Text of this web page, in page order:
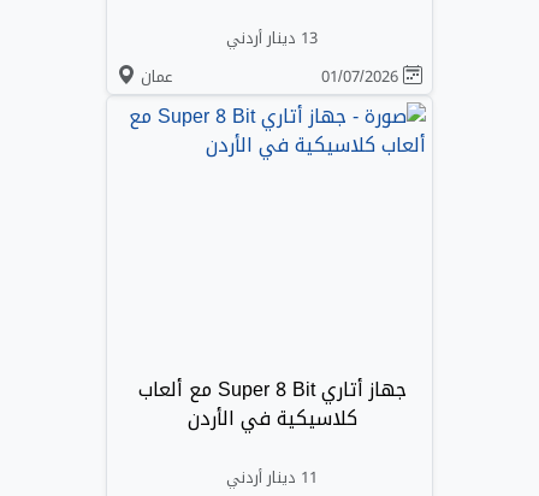
13 دينار أردني
عمان
جهاز أتاري Super 8 Bit مع ألعاب
كلاسيكية في الأردن
11 دينار أردني